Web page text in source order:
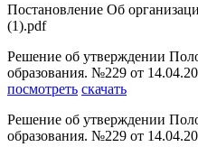
Постановление Об
(1).pdf
Решение об утверждении
образования. №229 от
посмотреть скачать
Решение об утверждении
образования. №229 от